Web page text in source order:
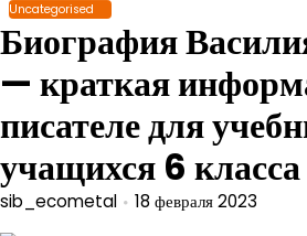
Uncategorised
Биография
— краткая
писателе для
учащихся 6 класса
sib_ecometal 18 февраля 2023